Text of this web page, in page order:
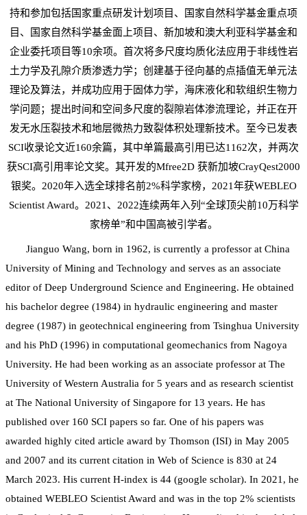
持和参加包括国家重点研发计划项目、国家自然科学基金重点项
目、国家自然科学基金面上项目、新加坡和澳大利亚科学基金和
企业委托项目等10余项。首次将多尺度均质化法应用于非线性岩
土力学及孔隙介质渗透力学；创建基于径向基的点插值无单元法
理论及算法，并成功应用于固体力学，海床液化和软组织生物力
学问题；提出时间和空间多尺度的裂隙岩体渗流理论，并正在开
发无水压裂技术和地层微热力致裂体积处理新技术。至今已发表
SCI收录论文近160余篇，其中单篇最高引用已达1162次，并两次
获SCI高引用率论文奖。其开发的Mfree2D 获新加坡CrayQest2000
银奖。2020年入选全球排名前2%科学家榜，2021年获WEBLEO
Scientist Award。2021、2022连续两年入列“全球顶尖前10万科学
家榜单”和中国高被引学者。
Jianguo Wang, born in 1962, is currently a professor at China
University of Mining and Technology and serves as an associate
editor of Deep Underground Science and Engineering. He obtained
his bachelor degree (1984) in hydraulic engineering and master
degree (1987) in geotechnical engineering from Tsinghua University
and his PhD (1996) in computational geomechanics from Nagoya
University. He had been working as an associate professor at The
University of Western Australia for 5 years and as research scientist
at The National University of Singapore for 13 years. He has
published over 160 SCI papers so far. One of his papers was
awarded highly cited article award by Thomson (ISI) in May 2005
and 2007 and its current citation in Web of Science is 830 at 24
March 2023. His current H-index is 44 (google scholar). In 2021, he
obtained WEBLEO Scientist Award and was in the top 2% scientists